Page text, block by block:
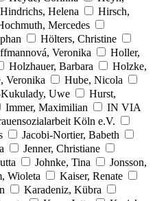
Hindrichs, Helena
Hirsch,
Mercedes
Hölters, Christine
Veronika
Holler,
Holzhauer, Barbara
Holzke,
Veronika
Hube, Nicola
Uwe
Hurst,
Immer, Maximilian
IN VIA
Köln e.V.
Jacobi-Nortier, Babeth
Jenner, Christiane
Johnke, Tina
Jonsson,
Wioleta
Kaiser, Renate
Karadeniz, Kübra